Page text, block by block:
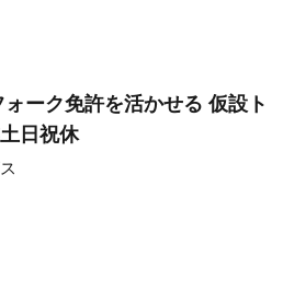
ーク免許を活かせる 仮設ト
日祝休